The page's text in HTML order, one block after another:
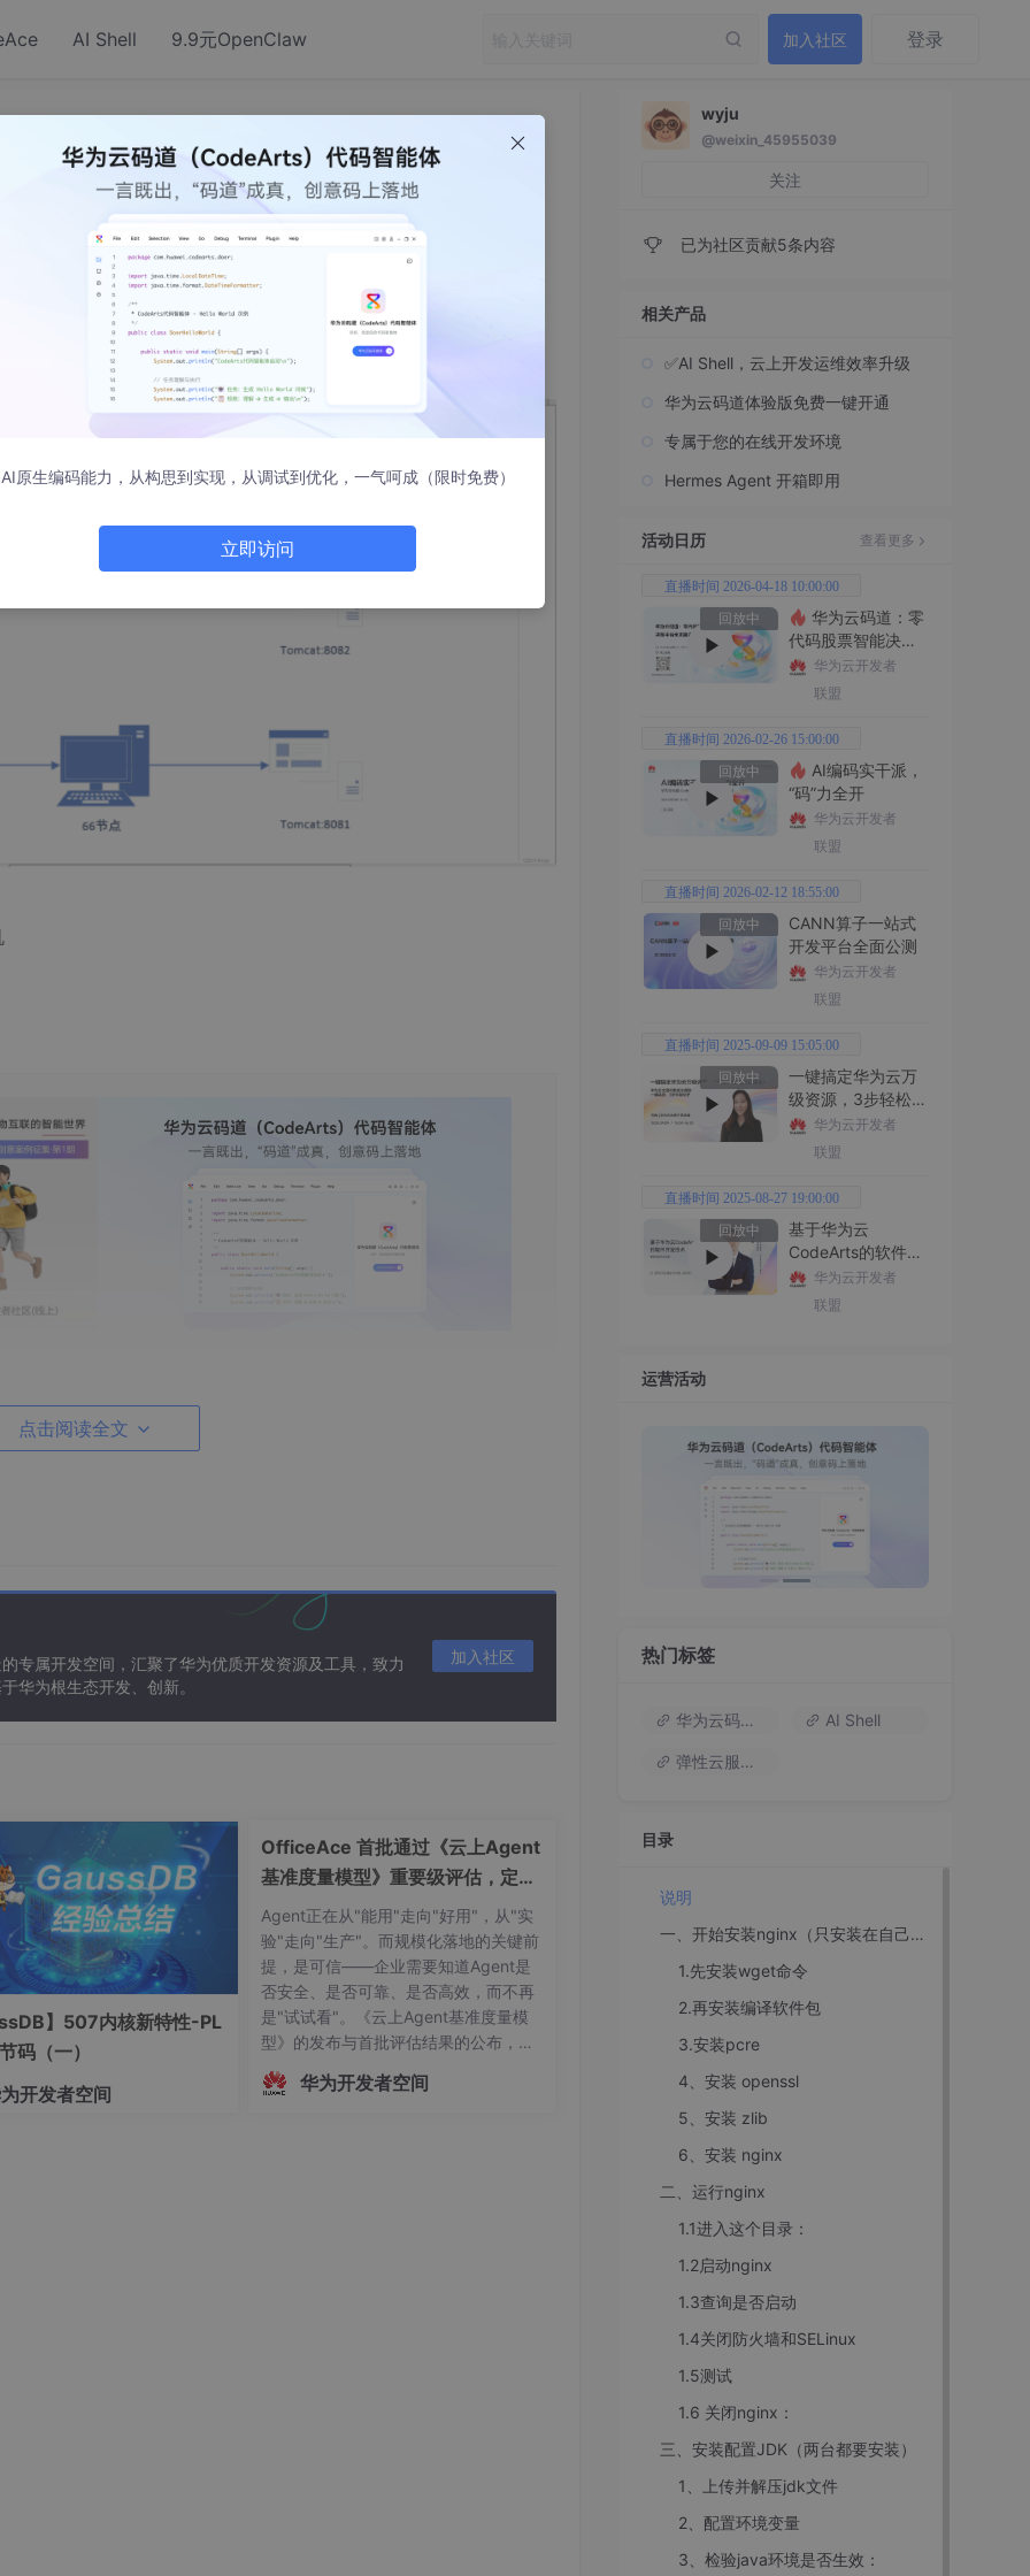
AI Shell 9.9元OpenClaw 加入社区 登录
代理_负载均衡的配置
压包方式。这里大多使用解压包方式。
下载到/data中
点击阅读全文
专属开发空间，汇聚了华为优质开发资源及工具，致力
华为根生态开发、创新。
加入社区
】507内核新特性-PL
码（一）
开发者空间
OfficeAce 首批通过《云上Agent
基准度量模型》重要级评估，定义
智能体可信新标杆
Agent正在从"能用"走向"好用"，从"实
验"走向"生产"。而规模化落地的关键前
提，是可信——企业需要知道Agent是
否安全、是否可靠、是否高效，而不再
是"试试看"。《云上Agent基准度量模
型》的发布与首批评估结果的公布，标
志着中国Agent产业正式迈入"有标可
依、有尺可量"的新阶段。OfficeAce 首
华为开发者空间
wyju
@weixin_45955039
关注
已为社区贡献5条内容
相关产品
✅AI Shell，云上开发运维效率升级
华为云码道体验版免费一键开通
专属于您的在线开发环境
Hermes Agent 开箱即用
活动日历 查看更多
直播时间 2026-04-18 10:00:00
回放中
代码股票智能决策
平台全功能实战
华为云开发者
联盟
直播时间 2026-02-26 15:00:00
回放中
“码”力全开
华为云开发者
联盟
直播时间 2026-02-12 18:55:00
回放中
CANN算子一站式
开发平台全面公测
华为云开发者
联盟
直播时间 2025-09-09 15:05:00
回放中
一键搞定华为云万
级资源，3步轻松管
理企业成本
华为云开发者
联盟
直播时间 2025-08-27 19:00:00
回放中
基于华为云
CodeArts的软件开
发技术华为云开发者
联盟
运营活动
热门标签
华为云码道（Codearts） AI Shell
弹性云服务器
目录
说明
一、开始安装nginx（只安装在自己的虚拟机上）
1.先安装wget命令
2.再安装编译软件包
3.安装pcre
4、安装 openssl
5、安装 zlib
6、安装 nginx
二、运行nginx
1.1进入这个目录：
1.2启动nginx
1.3查询是否启动
1.4关闭防火墙和SELinux
1.5测试
1.6 关闭nginx：
三、安装配置JDK（两台都要安装）
1、上传并解压jdk文件
2、配置环境变量
3、检验java环境是否生效：
AI原生编码能力，从构思到实现，从调试到优化，一气呵成（限时免费）
立即访问